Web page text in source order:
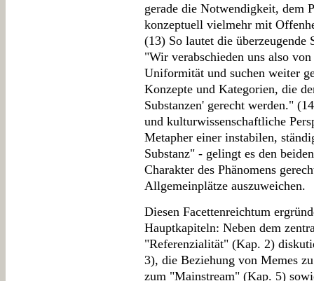
gerade die Notwendigkeit, dem
konzeptuell vielmehr mit
(13) So lautet die überzeugende
"Wir verabschieden uns also
Uniformität und suchen weiter
Konzepte und Kategorien, die
Substanzen' gerecht werden."
und kulturwissenschaftliche
Metapher einer instabilen,
Substanz" - gelingt es den
Charakter des Phänomens
Allgemeinplätze auszuweichen.
Diesen Facettenreichtum
Hauptkapiteln: Neben dem
"Referenzialität" (Kap. 2)
3), die Beziehung von Memes
zum "Mainstream" (Kap. 5)